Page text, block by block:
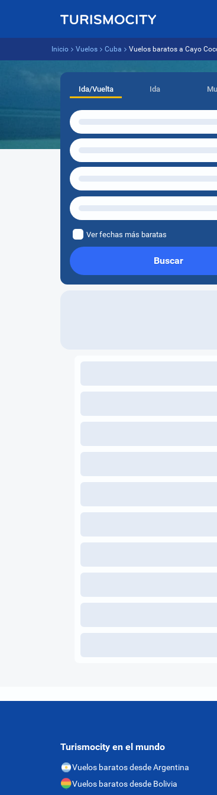
Inicio Vuelos Cuba Vuelos baratos a Cayo
Ida/Vuelta Ida
Ver fechas más baratas
Buscar
Turismocity en el mundo
Vuelos baratos desde Argentina
Vuelos baratos desde Bolivia